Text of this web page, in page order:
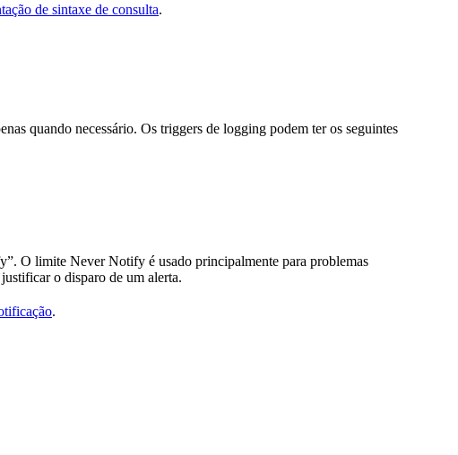
de sintaxe de consulta.
quando necessário. Os triggers de logging podem ter os seguintes
O limite Never Notify é usado principalmente para problemas
o disparo de um alerta.
.